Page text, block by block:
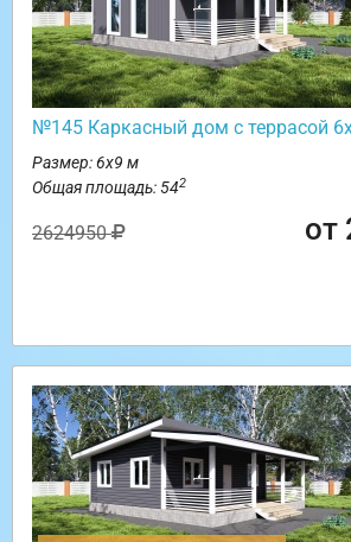
№145 Каркасный дом с террасой
Размер: 6х9 м
Общая площадь: 542
2624950 от